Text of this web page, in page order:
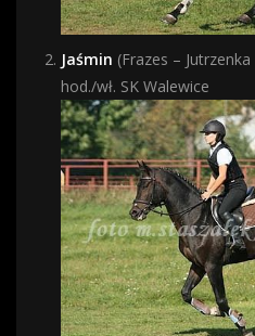
Jaśmin (Frazes – Jutrzenka
hod./wł. SK Walewice